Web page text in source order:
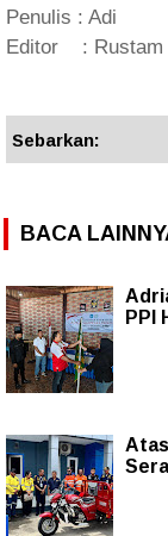
Penulis : Adi
Editor : Rustam
Sebarkan:
BACA
PPI